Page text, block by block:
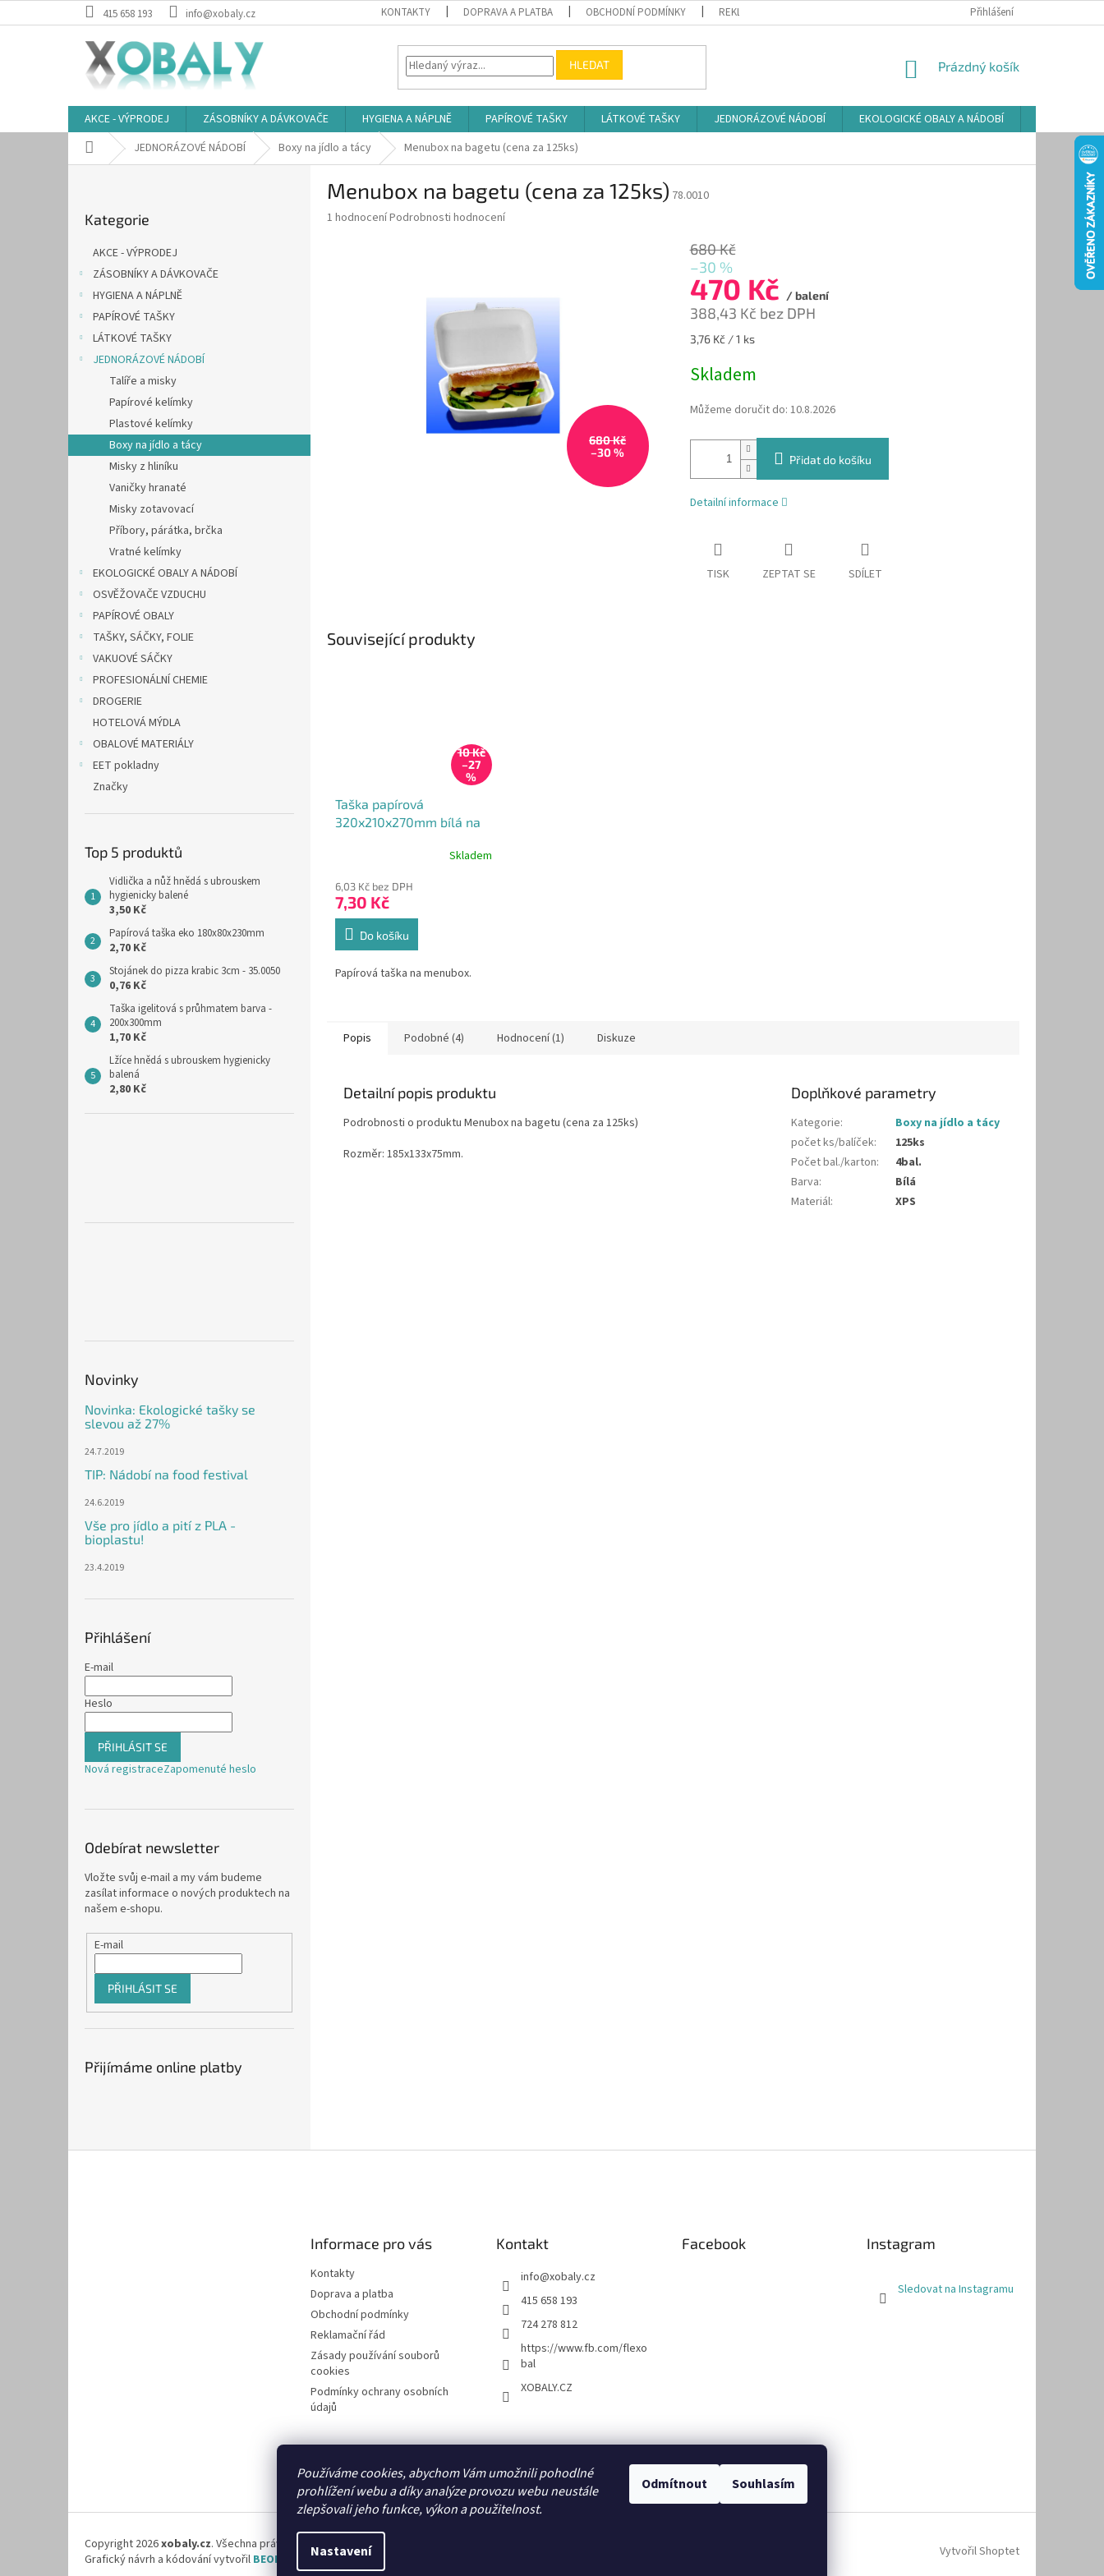
Používáme cookies, abychom Vám umožnili pohodlné
prohlížení webu a díky analýze provozu webu neustále
zlepšovali jeho funkce, výkon a použitelnost.
Nastavení
Odmítnout Souhlasím
na
415 658 193 info@xobaly.cz KONTAKTY DOPRAVA A PLATBA OBCHODNÍ PODMÍNKY REKLAMAČNÍ ŘÁD ZÁSADY POUŽÍVÁNÍ SOUBORŮ COOKIES
Přihlášení
HLEDAT
NÁKUPNÍ
Prázdný košík
AKCE - VÝPRODEJ ZÁSOBNÍKY A DÁVKOVAČE HYGIENA A NÁPLNĚ PAPÍROVÉ TAŠKY LÁTKOVÉ TAŠKY JEDNORÁZOVÉ NÁDOBÍ EKOLOGICKÉ OBALY A NÁDOBÍ
Domů JEDNORÁZOVÉ NÁDOBÍ Boxy na jídlo a tácy Menubox na bagetu (cena za 125ks)
kategorie
Kategorie
AKCE - VÝPRODEJ
ZÁSOBNÍKY A DÁVKOVAČE
HYGIENA A NÁPLNĚ
PAPÍROVÉ TAŠKY
LÁTKOVÉ TAŠKY
JEDNORÁZOVÉ NÁDOBÍ
Talíře a misky
Papírové kelímky
Plastové kelímky
Boxy na jídlo a tácy
Misky z hliníku
Vaničky hranaté
Misky zotavovací
Příbory, párátka, brčka
Vratné kelímky
EKOLOGICKÉ OBALY A NÁDOBÍ
OSVĚŽOVAČE VZDUCHU
PAPÍROVÉ OBALY
TAŠKY, SÁČKY, FOLIE
VAKUOVÉ SÁČKY
PROFESIONÁLNÍ CHEMIE
DROGERIE
HOTELOVÁ MÝDLA
OBALOVÉ MATERIÁLY
EET pokladny
Značky
Top 5 produktů
Vidlička a nůž hnědá s ubrouskem
hygienicky balené
3,50 Kč
Papírová taška eko 180x80x230mm
2,70 Kč
Stojánek do pizza krabic 3cm - 35.0050
0,76 Kč
Taška igelitová s průhmatem barva -
200x300mm
1,70 Kč
Lžíce hnědá s ubrouskem hygienicky
balená
2,80 Kč
Novinky
Novinka: Ekologické tašky se
slevou až 27%
24.7.2019
TIP: Nádobí na food festival
24.6.2019
Vše pro jídlo a pití z PLA -
bioplastu!
23.4.2019
Přihlášení
E-mail
Heslo
PŘIHLÁSIT SE
Nová registraceZapomenuté heslo
Odebírat newsletter
Vložte svůj e-mail a my vám budeme
zasílat informace o nových produktech na
našem e-shopu.
E-mail
PŘIHLÁSIT SE
Přijímáme online platby
Menubox na bagetu (cena za 125ks) 78.0010
Průměrné
1 hodnoceníPodrobnosti hodnocení
680 Kč
–30 %
680 Kč
–30 %
470 Kč / balení
388,43 Kč bez DPH
Měrná
3,76 Kč / 1 ks
Skladem
Můžeme doručit do: 10.8.2026
Přidat do košíku
Detailní informace
TISK ZEPTAT SE SDÍLET
Související produkty
10 Kč
–27
%
Taška papírová
320x210x270mm bílá na
produktu
je
5,0
5
hvězdiček.
Skladem
6,03 Kč bez DPH
7,30 Kč
Do košíku
Papírová taška na menubox.
Popis Podobné (4) Hodnocení (1) Diskuze
Detailní popis produktu
Podrobnosti o produktu Menubox na bagetu (cena za 125ks)
Rozměr: 185x133x75mm.
Doplňkové parametry
Kategorie:
Boxy na jídlo a tácy
počet ks/balíček:
125ks
Počet bal./karton:
4bal.
Barva:
Bílá
Materiál: XPS
Informace pro vás
Kontakty
Doprava a platba
Obchodní podmínky
Reklamační řád
Zásady používání souborů
cookies
Podmínky ochrany osobních
údajů
Kontakt
info@xobaly.cz
415 658 193
724 278 812
https://www.fb.com/flexo
bal
XOBALY.CZ
Facebook Instagram
Sledovat na Instagramu
FLEXOBAL KATRIN
Vytvořil Shoptet
Copyright 2026xobaly.cz. Všechna práva vyhrazena.
Grafický návrh a kódování vytvořil BEOM.cz